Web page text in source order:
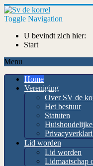
Toggle Navigation
U bevindt zich hier:
Start
Menu
Home
Vereniging
Over SV de
Het bestuur
Statuten
Lid worden
Lid worden
Lidmaatschap